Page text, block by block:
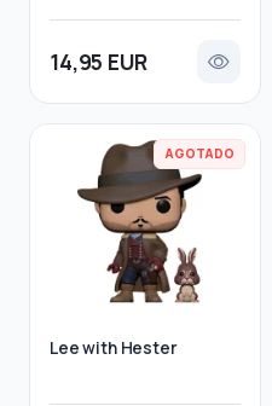
14,95 EUR
AGOTADO
Lee with Hester